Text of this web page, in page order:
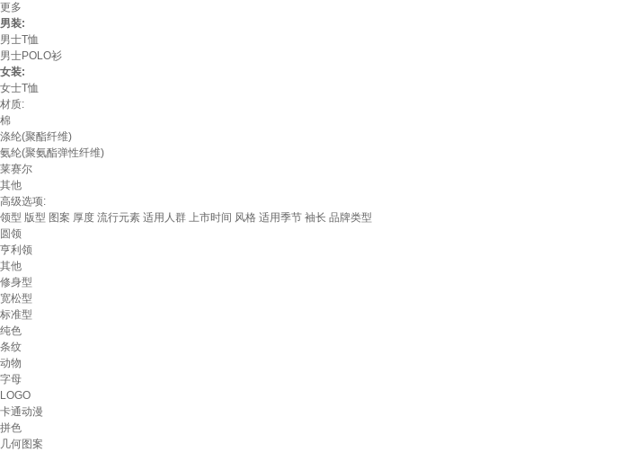
更多
男装:
男士T恤
男士POLO衫
女装:
女士T恤
材质:
棉
涤纶(聚酯纤维)
氨纶(聚氨酯弹性纤维)
莱赛尔
其他
高级选项:
领型 版型 图案 厚度 流行元素 适用人群 上市时间 风格 适用季节 袖长 品牌类型
圆领
亨利领
其他
修身型
宽松型
标准型
纯色
条纹
动物
字母
LOGO
卡通动漫
拼色
几何图案